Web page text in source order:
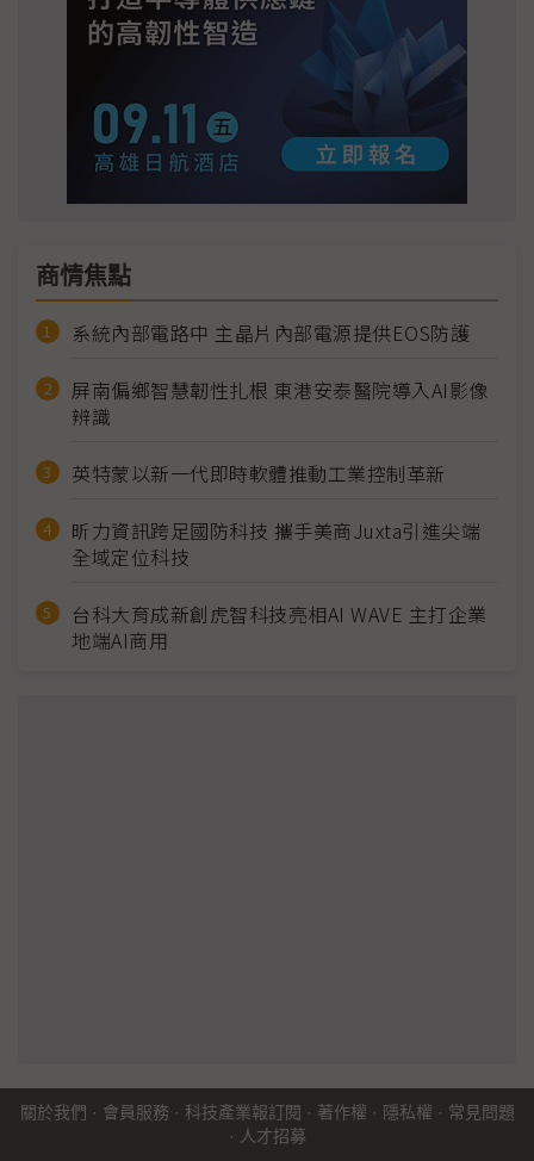
商情焦點
系統內部電路中 主晶片內部電源提供EOS防護
屏南偏鄉智慧韌性扎根 東港安泰醫院導入AI影像
辨識
英特蒙以新一代即時軟體推動工業控制革新
昕力資訊跨足國防科技 攜手美商Juxta引進尖端
全域定位科技
台科大育成新創虎智科技亮相AI WAVE 主打企業
地端AI商用
關於我們 · 會員服務 · 科技產業報訂閱 · 著作權 · 隱私權 · 常見問題
· 人才招募